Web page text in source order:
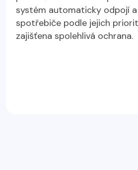
systém automaticky odpojí
spotřebiče podle jejich
zajišťena spolehlivá ochrana.